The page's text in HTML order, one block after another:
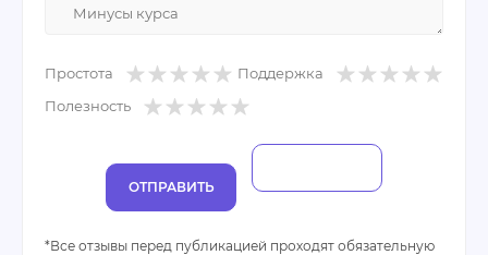
сформировать четкие цели.
Плюсы:
много новой информации в сфере IT;
поддержка менторов на высоком уровне.
Простота
Поддержка
Полезность
ОТПРАВИТЬ
*Все отзывы перед публикацией проходят обязательную